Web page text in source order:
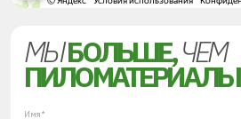
МЫБОЛЬШЕ,ЧЕМ
ПИЛОМАТЕРИАЛЫ
Имя*